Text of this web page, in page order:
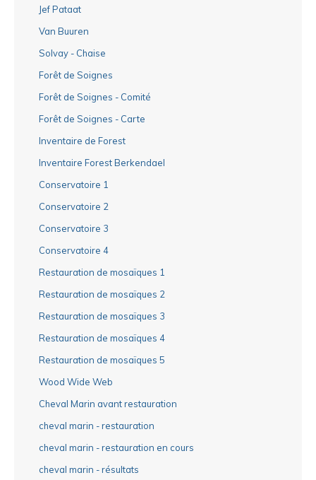
Jef Pataat
Van Buuren
Solvay - Chaise
Forêt de Soignes
Forêt de Soignes - Comité
Forêt de Soignes - Carte
Inventaire de Forest
Inventaire Forest Berkendael
Conservatoire 1
Conservatoire 2
Conservatoire 3
Conservatoire 4
Restauration de mosaïques 1
Restauration de mosaïques 2
Restauration de mosaïques 3
Restauration de mosaïques 4
Restauration de mosaïques 5
Wood Wide Web
Cheval Marin avant restauration
cheval marin - restauration
cheval marin - restauration en cours
cheval marin - résultats